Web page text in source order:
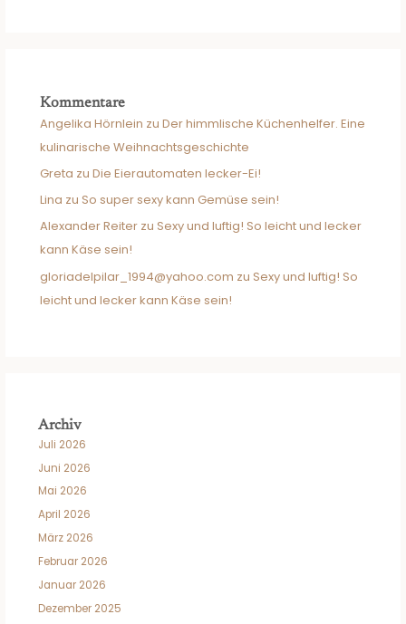
Kommentare
Angelika Hörnlein zuDer himmlische Küchenhelfer. Eine
kulinarische Weihnachtsgeschichte
Greta zuDie Eierautomaten lecker-Ei!
Lina zu So super sexy kann Gemüse sein!
Alexander Reiter zu Sexy und luftig! So leicht und lecker
kann Käse sein!
gloriadelpilar_1994@yahoo.com zu Sexy und luftig! So
leicht und lecker kann Käse sein!
Archiv
Juli 2026
Juni 2026
Mai 2026
April 2026
März 2026
Februar 2026
Januar 2026
Dezember 2025